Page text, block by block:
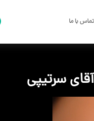
با ما پشتیبانی بله
آقای سرتیپی